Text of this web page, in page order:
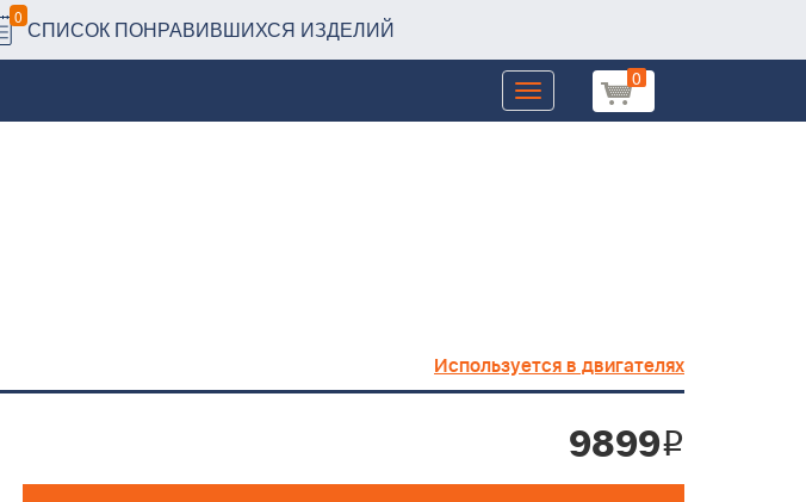
0 СПИСОК ПОНРАВИВШИХСЯ ИЗДЕЛИЙ
0
Toggle
navigation
Используется в двигателях
9899i